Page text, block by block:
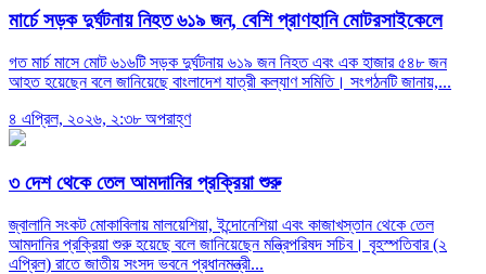
মার্চে সড়ক দুর্ঘটনায় নিহত ৬১৯ জন, বেশি প্রাণহানি মোটরসাইকেলে
গত মার্চ মাসে মোট ৬১৬টি সড়ক দুর্ঘটনায় ৬১৯ জন নিহত এবং এক হাজার ৫৪৮ জন
আহত হয়েছেন বলে জানিয়েছে বাংলাদেশ যাত্রী কল্যাণ সমিতি। সংগঠনটি জানায়,...
৪ এপ্রিল, ২০২৬, ২:৩৮ অপরাহ্ণ
৩ দেশ থেকে তেল আমদানির প্রক্রিয়া শুরু
জ্বালানি সংকট মোকাবিলায় মালয়েশিয়া, ইন্দোনেশিয়া এবং কাজাখস্তান থেকে তেল
আমদানির প্রক্রিয়া শুরু হয়েছে বলে জানিয়েছেন মন্ত্রিপরিষদ সচিব। বৃহস্পতিবার (২
এপ্রিল) রাতে জাতীয় সংসদ ভবনে প্রধানমন্ত্রী...